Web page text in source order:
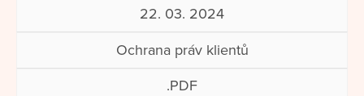
22. 03. 2024
Ochrana práv klientů
.PDF